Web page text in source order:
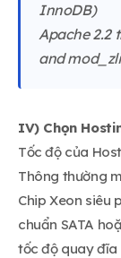
InnoDB)
Apache 2.2
and
IV) Chọn
Tốc độ của
Thông thường
Chip Xeon siêu
chuẩn SATA
tốc độ quay đĩa